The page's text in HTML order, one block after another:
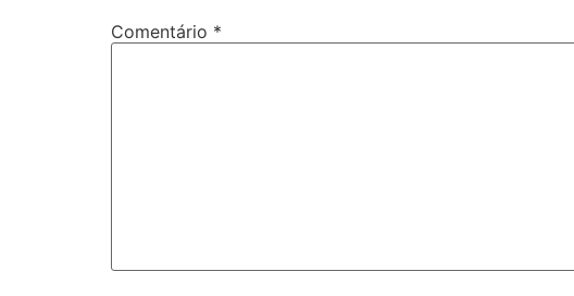
Comentário *